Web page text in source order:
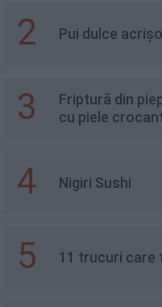
2 Pui dulce
3
Friptură din
cu piele
4 Nigiri Sushi
5 11 trucuri care